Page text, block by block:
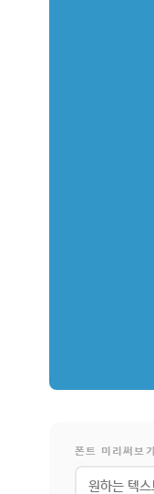
폰트 미리써보기